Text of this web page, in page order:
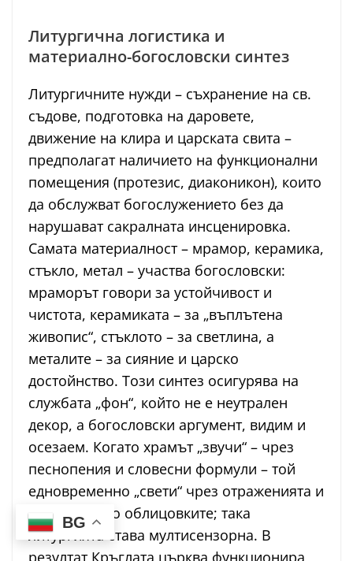
Литургична логистика и
материално-богословски синтез
Литургичните нужди – съхранение на св.
съдове, подготовка на даровете,
движение на клира и царската свита –
предполагат наличието на функционални
помещения (протезис, диаконикон), които
да обслужват богослужението без да
нарушават сакралната инсценировка.
Самата материалност – мрамор, керамика,
стъкло, метал – участва богословски:
мраморът говори за устойчивост и
чистота, керамиката – за „въплътена
живопис“, стъклото – за светлина, а
металите – за сияние и царско
достойнство. Този синтез осигурява на
службата „фон“, който не е неутрален
декор, а богословски аргумент, видим и
осезаем. Когато храмът „звучи“ – чрез
песнопения и словесни формули – той
едновременно „свети“ чрез отраженията и
бликовете по облицовките; така
литургията става мултисензорна. В
резултат Кръглата църква функционира
BG